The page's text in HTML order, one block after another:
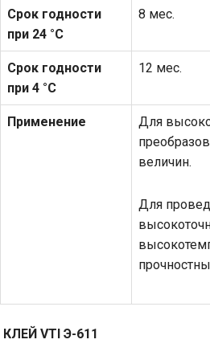
Срок годности
при 24 °С
8 мес.
Срок годности
при 4 °С
12 мес.
Применение
Для
величин.
Для
КЛЕЙ VTI Э-611